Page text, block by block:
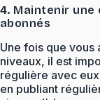
4. Maintenir une
abonnés
Une fois que vous
niveaux, il est
régulière avec
en publiant